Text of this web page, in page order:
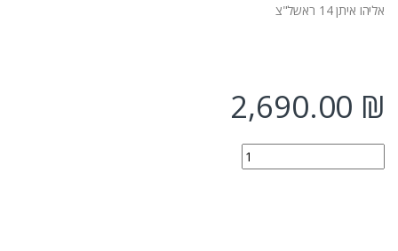
אליהו איתן 14 ראשל"צ
2,690.00 ₪
AORUS FI32U 4K UHD 1ms 144Hz SS IPS 31.5 HDR400 USB-C מסך גיימינג quantity